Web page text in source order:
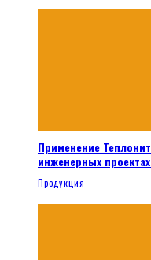
Применение
инженерных
Продукция